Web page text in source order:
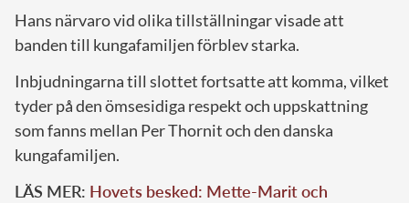
Hans närvaro vid olika tillställningar visade att
banden till kungafamiljen förblev starka.
Inbjudningarna till slottet fortsatte att komma, vilket
tyder på den ömsesidiga respekt och uppskattning
som fanns mellan Per Thornit och den danska
kungafamiljen.
LÄS MER: Hovets besked: Mette-Marit och